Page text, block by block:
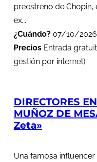
preestreno de
ex...
¿Cuándo? 07/10/2026
Precios Entrada
gestión por internet)
DIRECTORES
MUÑOZ DE
Zeta»
Una famosa